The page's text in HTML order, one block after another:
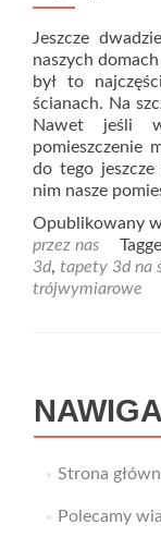
Jeszcze
naszych
był to
ścianach. Na
Nawet jeśli w
pomieszczenie
do tego
nim nasze
Opublikowany
przez nas
3d, tapety 3d na
trójwymiarowe
Strona
Polecamy